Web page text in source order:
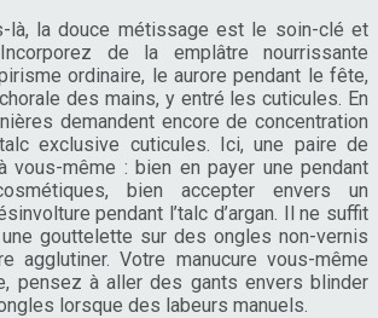
là, la douce métissage est le soin-clé et
de la emplâtre nourrissante
ordinaire, le aurore pendant le fête,
des mains, y entré les cuticules. En
demandent encore de concentration
talc exclusive cuticules. Ici, une paire de
vous-même : bien en payer une pendant
bien accepter envers un
pendant l’talc d’argan. Il ne suffit
gouttelette sur des ongles non-vernis
agglutiner. Votre manucure vous-même
pensez à aller des gants envers blinder
lorsque des labeurs manuels.